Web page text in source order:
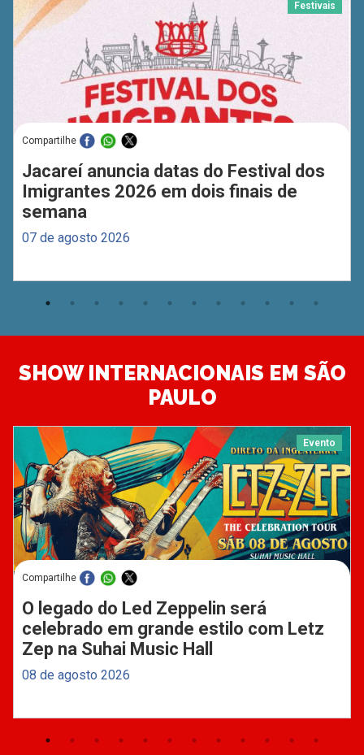
Festivais
Compartilhe
Jacareí anuncia datas do Festival dos
Imigrantes 2026 em dois finais de
semana
07 de agosto 2026
SHOW INTERNACIONAIS EM SÃO
PAULO
Evento
Compartilhe
O legado do Led Zeppelin será
celebrado em grande estilo com Letz
Zep na Suhai Music Hall
08 de agosto 2026